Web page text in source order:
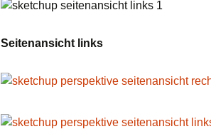
Seitenansicht links